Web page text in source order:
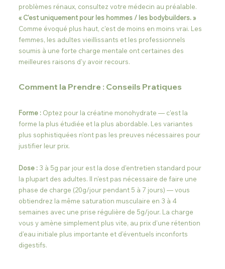
problèmes rénaux, consultez votre médecin au préalable.
« C'est uniquement pour les hommes / les bodybuilders. »
Comme évoqué plus haut, c'est de moins en moins vrai. Les
femmes, les adultes vieillissants et les professionnels
soumis à une forte charge mentale ont certaines des
meilleures raisons d'y avoir recours.
Comment la Prendre : Conseils Pratiques
Forme : Optez pour la créatine monohydrate — c'est la
forme la plus étudiée et la plus abordable. Les variantes
plus sophistiquées n'ont pas les preuves nécessaires pour
justifier leur prix.
Dose : 3 à 5g par jour est la dose d'entretien standard pour
la plupart des adultes. Il n'est pas nécessaire de faire une
phase de charge (20g/jour pendant 5 à 7 jours) — vous
obtiendrez la même saturation musculaire en 3 à 4
semaines avec une prise régulière de 5g/jour. La charge
vous y amène simplement plus vite, au prix d'une rétention
d'eau initiale plus importante et d'éventuels inconforts
digestifs.